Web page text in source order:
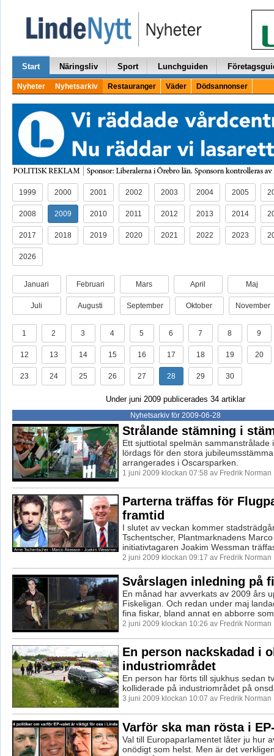
Start Näringsliv Sport Lunchguiden
Nyheter Nyhetsarkiv Restauranger Väder Dödsannonser
1999 2000 2001 2002 2003 2004 2005
2008 2009 2010 2011 2012 2013 2014
2017 2018 2019 2020 2021 2022 2023
2026
Januari Februari Mars April Maj
Juli Augusti September Oktober November
1 2 3 4 5 6 7 8 9
12 13 14 15 16 17 18 19 20
23 24 25 26 27 28 29 30
Under juni 2009 publicerades 34 artiklar
Nyhetsarkiv för 2009-06-28
Strålande stämning i
Ett sjuttiotal spelmän sammanstrålade
lördags för den stora
arrangerades i Oscarsparken.
1 juni 2009 klockan 07:58 av Fredrik Norman
Parterna träffas för
framtid
I slutet av veckan kommer
Tschentscher, Plantmarknadens
initiativtagaren Joakim Wessman
2 juni 2009 klockan 09:17 av Fredrik Norman
Svårslagen inledning på
En månad har avverkats av 2009 års
Fiskeligan. Och redan under maj
fina fiskar, bland annat en abborre
2 juni 2009 klockan 10:26 av Fredrik Norman
En person nackskadad i
industriområdet
En person har förts till sjukhus sedan
kolliderade på industriområdet på
3 juni 2009 klockan 10:07 av Fredrik Norman
Varför ska man rösta i
Val till Europaparlamentet låter ju hur
onödigt som helst. Men är det